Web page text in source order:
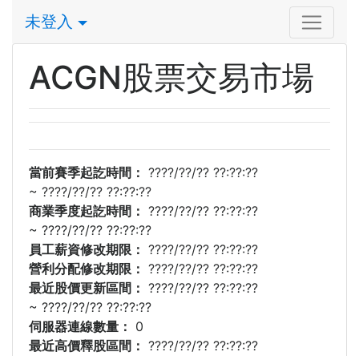
未登入
ACGN股票交易市場
當前賽季起訖時間： ????/??/?? ??:??:??
~ ????/??/?? ??:??:??
商業季度起訖時間： ????/??/?? ??:??:??
~ ????/??/?? ??:??:??
員工薪資修改期限： ????/??/?? ??:??:??
營利分配修改期限： ????/??/?? ??:??:??
最近股價更新區間： ????/??/?? ??:??:??
~ ????/??/?? ??:??:??
伺服器連線數量： 0
最近高價釋股區間： ????/??/?? ??:??:??